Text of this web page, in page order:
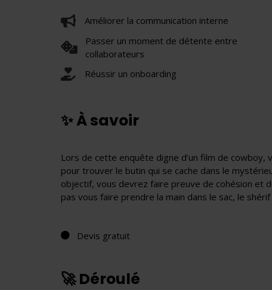
Améliorer la communication interne
Passer un moment de détente entre
collaborateurs
Réussir un onboarding
✨ À savoir
Lors de cette enquête digne d’un film de
pour trouver le butin qui se cache dans le
objectif, vous devrez faire preuve de cohésion et
pas vous faire prendre la main dans le sac, le
Devis gratuit
🚀 Déroulé